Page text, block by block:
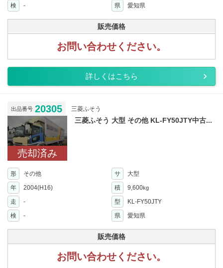
検
- 県 愛知県
販売価格
お問い合わせください。
詳しくはこちら
出品番号 20305 三菱ふそう
売却済み
三菱ふそう 大型 その他 KL-FY50JTY中古...
形 その他 サ
大型
年
2004(H16) 積 9,600kg
走 - 型
KL-FY50JTY
検
- 県 愛知県
販売価格
お問い合わせください。